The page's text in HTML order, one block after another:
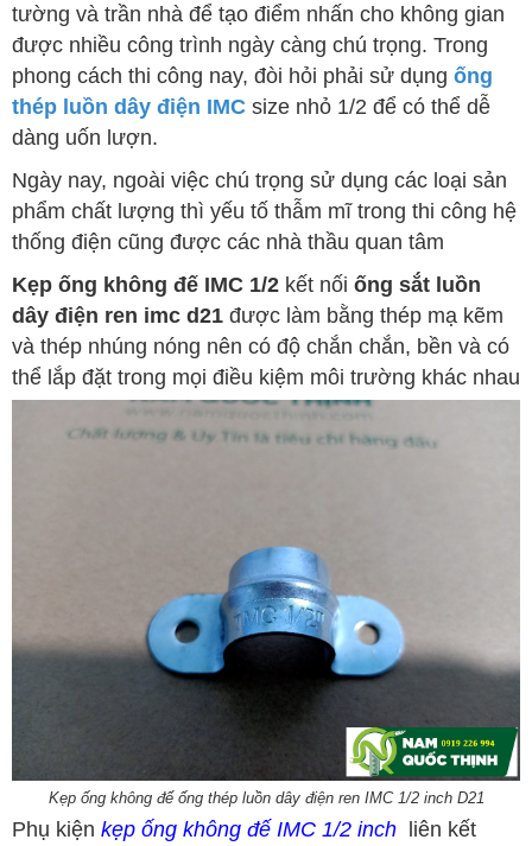
tường và trần nhà để tạo điểm nhấn cho không gian
được nhiều công trình ngày càng chú trọng. Trong
phong cách thi công nay, đòi hỏi phải sử dụng ống
thép luồn dây điện IMC size nhỏ 1/2 để có thể dễ
dàng uốn lượn.
Ngày nay, ngoài việc chú trọng sử dụng các loại sản
phẩm chất lượng thì yếu tố thẫm mĩ trong thi công hệ
thống điện cũng được các nhà thầu quan tâm
Kẹp ống không đế IMC 1/2 kết nối ống sắt luồn
dây điện ren imc d21 được làm bằng thép mạ kẽm
và thép nhúng nóng nên có độ chắn chắn, bền và có
thể lắp đặt trong mọi điều kiệm môi trường khác nhau
Kẹp ống không đế ống thép luồn dây điện ren IMC 1/2 inch D21
Phụ kiện kẹp ống không đế IMC 1/2 inch liên kết